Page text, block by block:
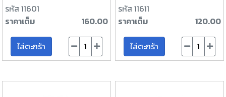
รหัส 11601
ราคาเต็ม
160.00
ใส่ตะกร้า
รหัส 11611
ราคาเต็ม
120.00
ใส่ตะกร้า